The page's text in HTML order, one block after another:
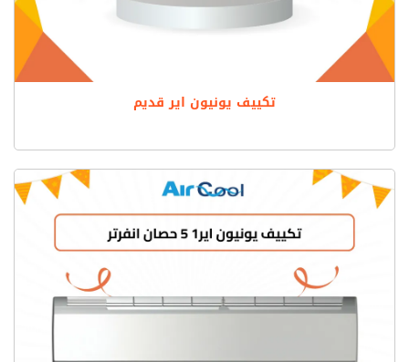
تكييف يونيون اير قديم